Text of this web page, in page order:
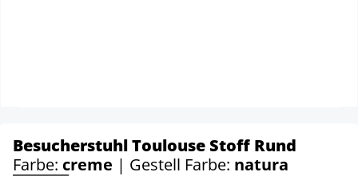
Besucherstuhl Toulouse Stoff Rund
Farbe: creme | Gestell Farbe: natura